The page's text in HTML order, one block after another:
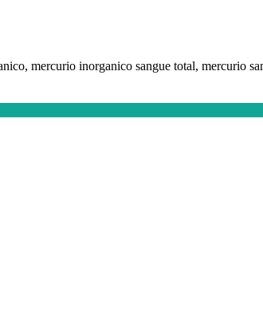
mercurio inorganico sangue total, mercurio